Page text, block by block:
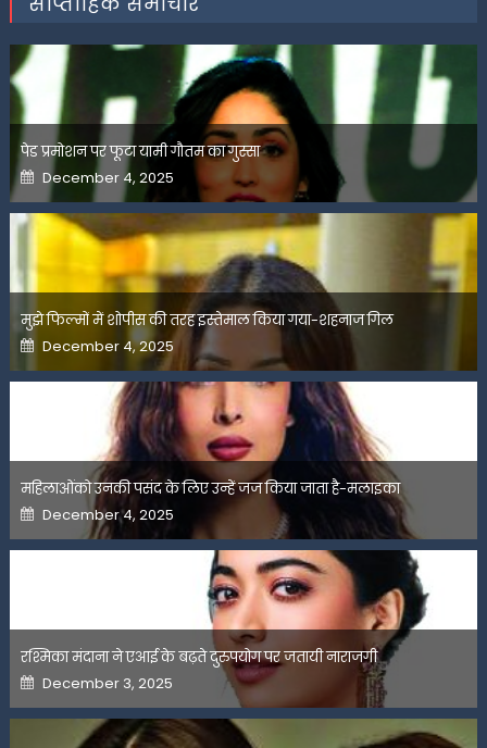
पेड प्रमोशन पर फूटा यामी गौतम का गुस्सा
Posted
on
December 4, 2025
मुझे फिल्मों में शोपीस की तरह इस्तेमाल किया गया-शहनाज गिल
Posted
on
December 4, 2025
महिलाओंको उनकी पसंद के लिए उन्हें जज किया जाता है-मलाइका
Posted
on
December 4, 2025
रश्मिका मंदाना ने एआई के बढ़ते दुरुपयोग पर जतायी नाराजगी
Posted
on
December 3, 2025